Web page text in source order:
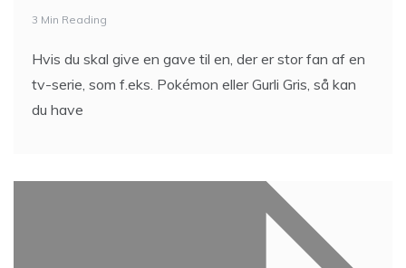
3 Min Reading
Hvis du skal give en gave til en, der er stor fan af en
tv-serie, som f.eks. Pokémon eller Gurli Gris, så kan
du have